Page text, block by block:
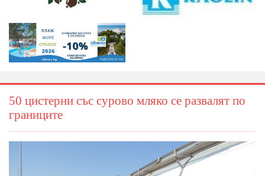
50 цистерни със сурово мляко се развалят по
границите